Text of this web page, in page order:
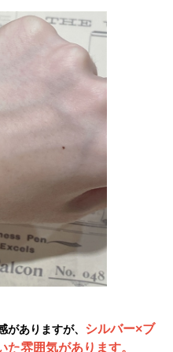
ありますが、 シルバー×ブ
雰囲気があります。